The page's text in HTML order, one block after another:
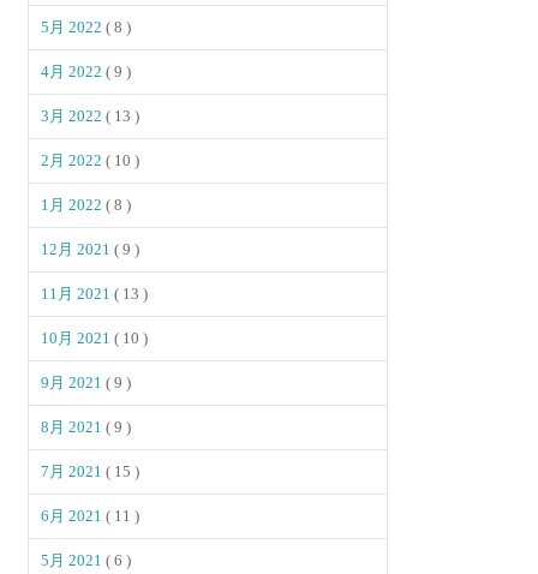
5月 2022( 8 )
4月 2022( 9 )
3月 2022( 13 )
2月 2022( 10 )
1月 2022( 8 )
12月 2021( 9 )
11月 2021( 13 )
10月 2021( 10 )
9月 2021( 9 )
8月 2021( 9 )
7月 2021( 15 )
6月 2021( 11 )
5月 2021( 6 )